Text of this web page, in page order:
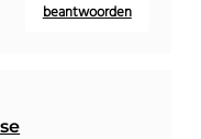
beantwoorden